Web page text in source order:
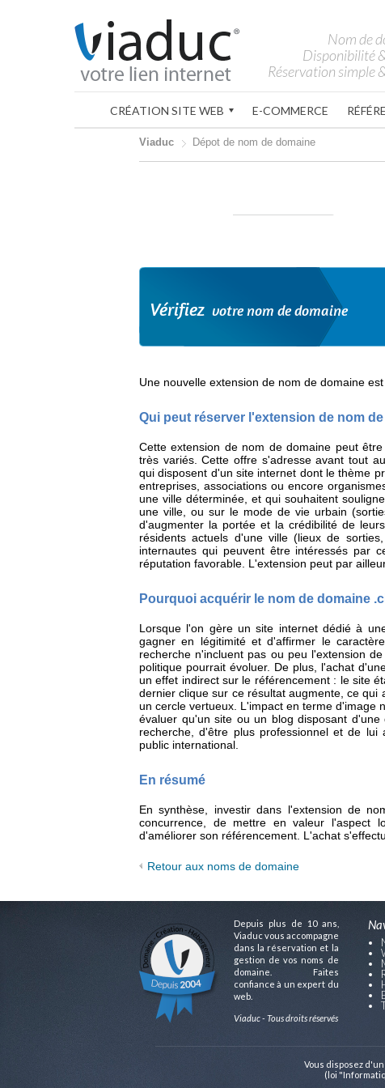
Nom de
Disponibilité
Réservation simple
CRÉATION SITE WEB E-COMMERCE
Viaduc Dépot de nom de domaine
Vérifiez votre nom de domaine
Une nouvelle extension de nom de domaine
Qui peut réserver l'extension de nom
Cette extension de nom de domaine peut
très variés. Cette offre s'adresse avant tout
qui disposent d'un site internet dont le thème
entreprises, associations ou encore
une ville déterminée, et qui souhaitent
une ville, ou sur le mode de vie urbain
d'augmenter la portée et la crédibilité de
résidents actuels d'une ville (lieux de
internautes qui peuvent être intéressés par
réputation favorable. L'extension peut par
Pourquoi acquérir le nom de domaine
Lorsque l'on gère un site internet dédié à
gagner en légitimité et d'affirmer le
recherche n'incluent pas ou peu l'extension
politique pourrait évoluer. De plus, l'achat
un effet indirect sur le référencement : le site
dernier clique sur ce résultat augmente, ce
un cercle vertueux. L'impact en terme d'image
évaluer qu'un site ou un blog disposant
recherche, d'être plus professionnel et de
public international.
En résumé
En synthèse, investir dans l'extension de
concurrence, de mettre en valeur l'aspect
d'améliorer son référencement. L'achat
Retour aux noms de domaine
Depuis plus de 10 ans,
Viaduc vous accompagne
dans la réservation et la
gestion de vos noms de
domaine. Faites
confiance à un expert du
web.
Viaduc - Tous droits réservés
Vous disposez
(loi